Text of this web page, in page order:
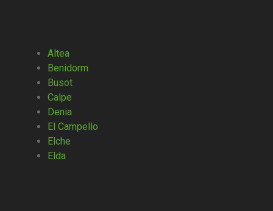
Altea
Benidorm
Busot
Calpe
Denia
El Campello
Elche
Elda